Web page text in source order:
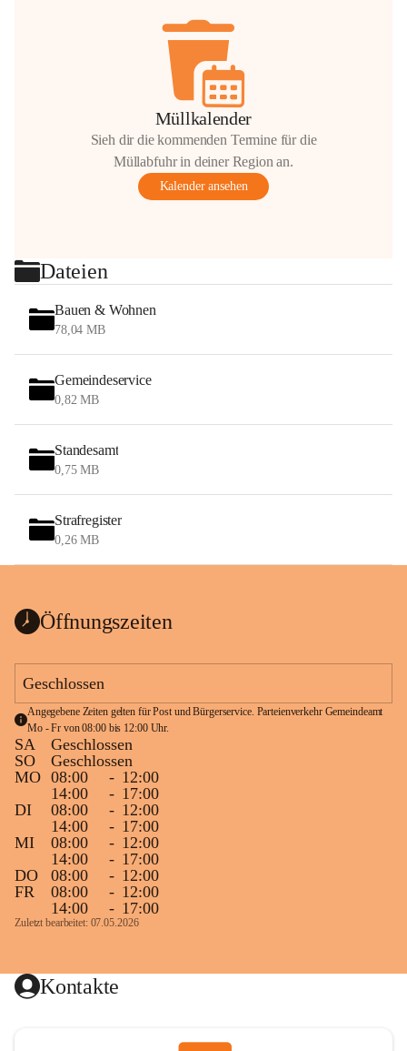
Müllkalender
Sieh dir die kommenden Termine für die
Müllabfuhr in deiner Region an.
Kalender ansehen
Dateien
Bauen & Wohnen
78,04 MB
Gemeindeservice
0,82 MB
Standesamt
0,75 MB
Strafregister
0,26 MB
Öffnungszeiten
Geschlossen
Angegebene Zeiten gelten für Post und Bürgerservice. Parteienverkehr Gemeindeamt
Mo - Fr von 08:00 bis 12:00 Uhr.
SA
Geschlossen
SO
Geschlossen
MO 08:00 - 12:00
14:00
- 17:00
DI
08:00 - 12:00
14:00
- 17:00
MI
08:00 - 12:00
14:00
- 17:00
DO
08:00 - 12:00
FR
08:00 - 12:00
14:00
- 17:00
Zuletzt bearbeitet: 07.05.2026
Kontakte